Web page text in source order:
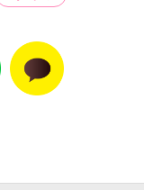
ズグループGirl's
作品からラブコ
キャラクターを